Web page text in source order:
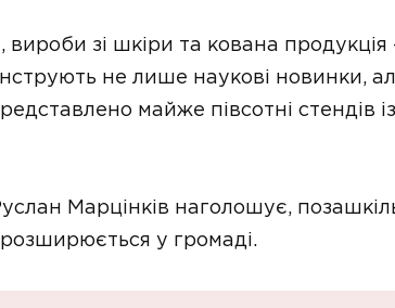
вироби зі шкіри та кована продукція
не лише наукові новинки,
майже півсотні стендів
Марцінків наголошує,
у громаді.